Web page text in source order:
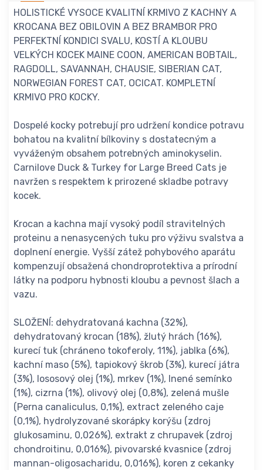
HOLISTICKÉ VYSOCE KVALITNÍ KRMIVO Z KACHNY A
KROCANA BEZ OBILOVIN A BEZ BRAMBOR PRO
PERFEKTNÍ KONDICI SVALU, KOSTÍ A KLOUBU
VELKÝCH KOCEK MAINE COON, AMERICAN BOBTAIL,
RAGDOLL, SAVANNAH, CHAUSIE, SIBERIAN CAT,
NORWEGIAN FOREST CAT, OCICAT. KOMPLETNÍ
KRMIVO PRO KOCKY.
Dospelé kocky potrebují pro udržení kondice potravu
bohatou na kvalitní bílkoviny s dostatecným a
vyváženým obsahem potrebných aminokyselin.
Carnilove Duck & Turkey for Large Breed Cats je
navržen s respektem k prirozené skladbe potravy
kocek.
Krocan a kachna mají vysoký podíl stravitelných
proteinu a nenasycených tuku pro výživu svalstva a
doplnení energie. Vyšší zátež pohybového aparátu
kompenzují obsažená chondroprotektiva a prírodní
látky na podporu hybnosti kloubu a pevnost šlach a
vazu.
SLOŽENÍ: dehydratovaná kachna (32%),
dehydratovaný krocan (18%), žlutý hrách (16%),
kurecí tuk (chráneno tokoferoly, 11%), jablka (6%),
kachní maso (5%), tapiokový škrob (3%), kurecí játra
(3%), lososový olej (1%), mrkev (1%), lnené semínko
(1%), cizrna (1%), olivový olej (0,8%), zelená mušle
(Perna canaliculus, 0,1%), extract zeleného caje
(0,1%), hydrolyzované skorápky korýšu (zdroj
glukosaminu, 0,026%), extrakt z chrupavek (zdroj
chondroitinu, 0,016%), pivovarské kvasnice (zdroj
mannan-oligosacharidu, 0,016%), koren z cekanky